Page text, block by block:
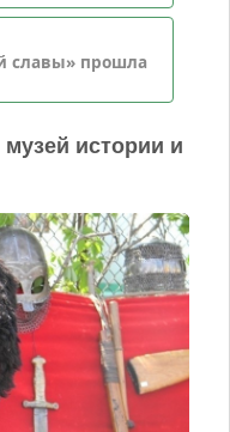
славы» прошла
истории и